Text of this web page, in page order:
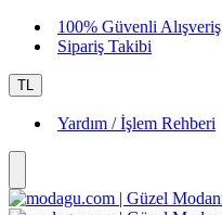
100% Güvenli Alışveriş
Sipariş Takibi
TL
Yardım / İşlem Rehberi